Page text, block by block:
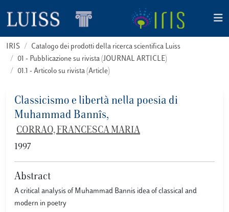
IRIS
Catalogo dei prodotti della ricerca scientifica Luiss
01 - Pubblicazione su rivista (JOURNAL ARTICLE)
01.1 - Articolo su rivista (Article)
Classicismo e libertà nella poesia di
Muhammad Bannîs,
CORRAO, FRANCESCA MARIA
1997
Abstract
A critical analysis of Muhammad Bannis idea of classical and
modern in poetry